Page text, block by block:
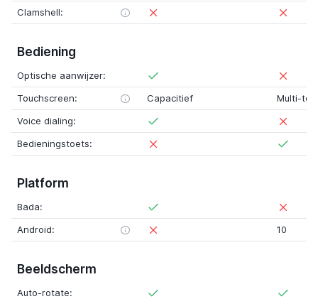
Clamshell:
Bediening
Optische aanwijzer:
Touchscreen:
Capacitief
Multi-
Voice dialing:
Bedieningstoets:
Platform
Bada:
Android:
10
Beeldscherm
Auto-rotate: